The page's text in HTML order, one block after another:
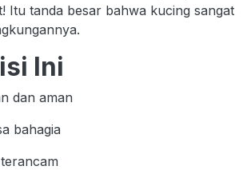
Itu tanda besar bahwa kucing sangat
Ini
dan aman
bahagia